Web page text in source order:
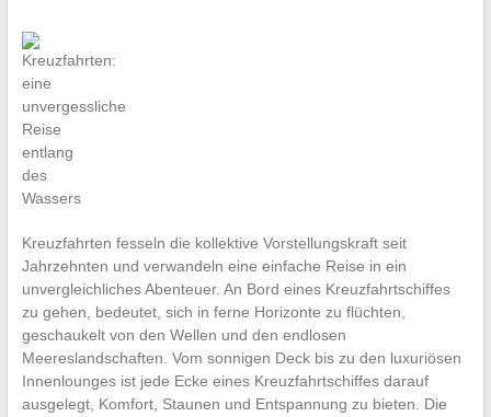
Kreuzfahrten fesseln die kollektive Vorstellungskraft seit
Jahrzehnten und verwandeln eine einfache Reise in ein
unvergleichliches Abenteuer. An Bord eines Kreuzfahrtschiffes
zu gehen, bedeutet, sich in ferne Horizonte zu flüchten,
geschaukelt von den Wellen und den endlosen
Meereslandschaften. Vom sonnigen Deck bis zu den luxuriösen
Innenlounges ist jede Ecke eines Kreuzfahrtschiffes darauf
ausgelegt, Komfort, Staunen und Entspannung zu bieten. Die